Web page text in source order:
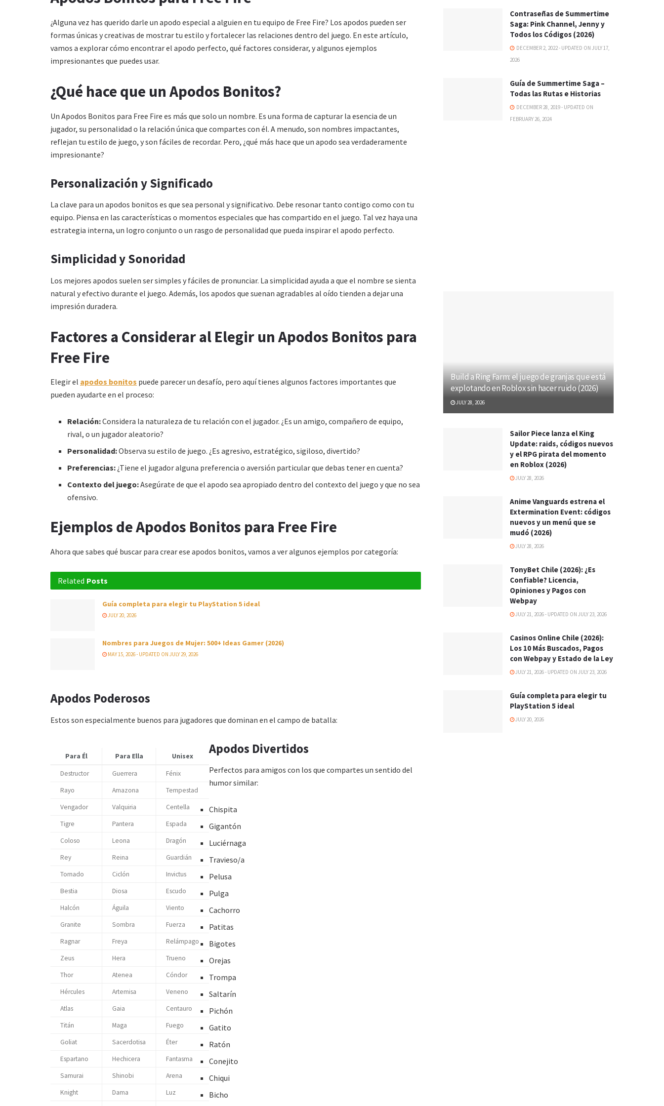
¿Alguna vez has querido darle un apodo especial a alguien en tu equipo de Free Fire? Los apodos pueden ser
formas únicas y creativas de mostrar tu estilo y fortalecer las relaciones dentro del juego. En este artículo,
vamos a explorar cómo encontrar el apodo perfecto, qué factores considerar, y algunos ejemplos
impresionantes que puedes usar.
¿Qué hace que un Apodos Bonitos?
Un Apodos Bonitos para Free Fire es más que solo un nombre. Es una forma de capturar la esencia de un
jugador, su personalidad o la relación única que compartes con él. A menudo, son nombres impactantes,
reflejan tu estilo de juego, y son fáciles de recordar. Pero, ¿qué más hace que un apodo sea verdaderamente
impresionante?
Personalización y Significado
La clave para un apodos bonitos es que sea personal y significativo. Debe resonar tanto contigo como con tu
equipo. Piensa en las características o momentos especiales que has compartido en el juego. Tal vez haya una
estrategia interna, un logro conjunto o un rasgo de personalidad que pueda inspirar el apodo perfecto.
Simplicidad y Sonoridad
Los mejores apodos suelen ser simples y fáciles de pronunciar. La simplicidad ayuda a que el nombre se sienta
natural y efectivo durante el juego. Además, los apodos que suenan agradables al oído tienden a dejar una
impresión duradera.
Factores a Considerar al Elegir un Apodos Bonitos para
Free Fire
Elegir el apodos bonitos puede parecer un desafío, pero aquí tienes algunos factores importantes que
pueden ayudarte en el proceso:
Relación:Considera la naturaleza de tu relación con el jugador. ¿Es un amigo, compañero de equipo,
rival, o un jugador aleatorio?
Personalidad:Observa su estilo de juego. ¿Es agresivo, estratégico, sigiloso, divertido?
Preferencias: ¿Tiene el jugador alguna preferencia o aversión particular que debas tener en cuenta?
Contexto del juego:Asegúrate de que el apodo sea apropiado dentro del contexto del juego y que no sea
ofensivo.
Ejemplos de Apodos Bonitos para Free Fire
Ahora que sabes qué buscar para crear ese apodos bonitos, vamos a ver algunos ejemplos por categoría:
Related Posts
Guía completa para elegir tu PlayStation 5 ideal
JULY 20, 2026
Nombres para Juegos de Mujer: 500+ Ideas Gamer (2026)
MAY 15, 2026 - UPDATED ON JULY 29, 2026
Apodos Poderosos
Estos son especialmente buenos para jugadores que dominan en el campo de batalla:
Para Él Para Ella Unisex
Destructor Guerrera
Fénix
Rayo
Amazona
Tempestad
Vengador
Valquiria
Centella
Tigre
Pantera
Espada
Coloso
Leona
Dragón
Rey
Reina
Guardián
Tornado
Ciclón
Invictus
Bestia
Diosa
Escudo
Halcón
Águila
Viento
Granite
Sombra
Fuerza
Ragnar
Freya
Relámpago
Zeus
Hera
Trueno
Thor
Atenea
Cóndor
Hércules
Artemisa
Veneno
Atlas
Gaia
Centauro
Titán
Maga
Fuego
Goliat
Sacerdotisa
Éter
Espartano
Hechicera
Fantasma
Samurai
Shinobi
Arena
Knight
Dama
Luz
Apodos Divertidos
Perfectos para amigos con los que compartes un sentido del
humor similar:
Chispita
Gigantón
Luciérnaga
Travieso/a
Pelusa
Pulga
Cachorro
Patitas
Bigotes
Orejas
Trompa
Saltarín
Pichón
Gatito
Ratón
Conejito
Chiqui
Bicho
Contraseñas de Summertime
Saga: Pink Channel, Jenny y
Todos los Códigos (2026)
DECEMBER 2, 2022 - UPDATED ON JULY 17,
2026
Guía de Summertime Saga –
Todas las Rutas e Historias
DECEMBER 28, 2019 - UPDATED ON
FEBRUARY 26, 2024
Build a Ring Farm: el juego de granjas que está
explotando en Roblox sin hacer ruido (2026)
JULY 28, 2026
Sailor Piece lanza el King
Update: raids, códigos nuevos
y el RPG pirata del momento
en Roblox (2026)
JULY 28, 2026
Anime Vanguards estrena el
Extermination Event: códigos
nuevos y un menú que se
mudó (2026)
JULY 28, 2026
TonyBet Chile (2026): ¿Es
Confiable? Licencia,
Opiniones y Pagos con
Webpay
JULY 21, 2026 - UPDATED ON JULY 23, 2026
Casinos Online Chile (2026):
Los 10 Más Buscados, Pagos
con Webpay y Estado de la Ley
JULY 21, 2026 - UPDATED ON JULY 23, 2026
Guía completa para elegir tu
PlayStation 5 ideal
JULY 20, 2026